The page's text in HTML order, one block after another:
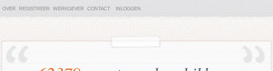
OVER REGISTREER WERKGEVER CONTACT INLOGGEN